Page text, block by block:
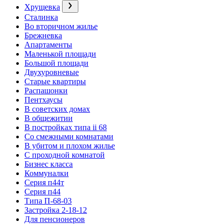
Хрущевка
Сталинка
Во вторичном жилье
Брежневка
Апартаменты
Маленькой площади
Большой площади
Двухуровневые
Старые квартиры
Распашонки
Пентхаусы
В советских домах
В общежитии
В постройках типа ii 68
Со смежными комнатами
В убитом и плохом жилье
С проходной комнатой
Бизнес класса
Коммуналки
Серия п44т
Серия п44
Типа П-68-03
Застройка 2-18-12
Для пенсионеров